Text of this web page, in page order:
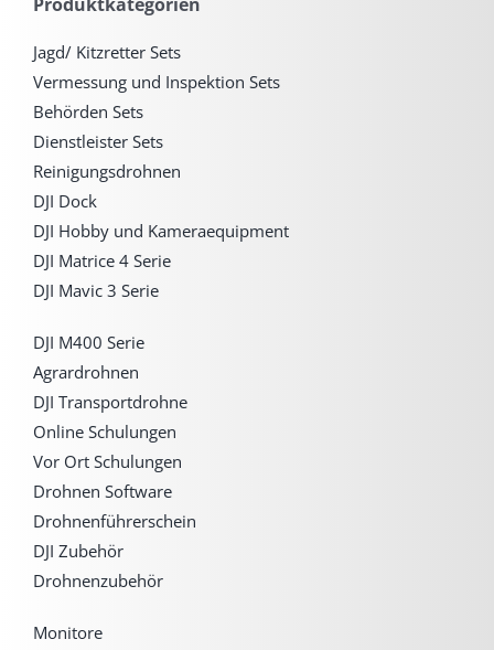
Jagd/ Kitzretter Sets
Vermessung und Inspektion Sets
Behörden Sets
Dienstleister Sets
Reinigungsdrohnen
DJI Dock
DJI Hobby und Kameraequipment
DJI Matrice 4 Serie
DJI Mavic 3 Serie
DJI M400 Serie
Agrardrohnen
DJI Transportdrohne
Online Schulungen
Vor Ort Schulungen
Drohnen Software
Drohnenführerschein
DJI Zubehör
Drohnenzubehör
Monitore